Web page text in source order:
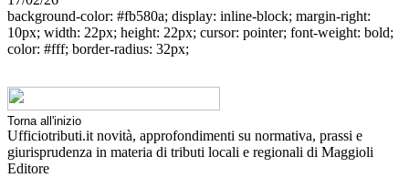
background-color: #fb580a; display: inline-block; margin-right:
10px; width: 22px; height: 22px; cursor: pointer; font-weight: bold;
color: #fff; border-radius: 32px;
Torna all'inizio
Ufficiotributi.it novità, approfondimenti su normativa, prassi e
giurisprudenza in materia di tributi locali e regionali di Maggioli
Editore